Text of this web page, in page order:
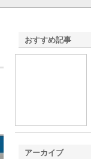
おすすめ記事
アーカイブ